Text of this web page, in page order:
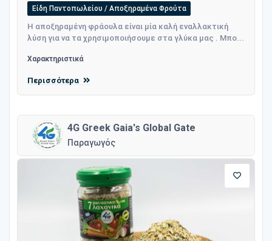
Είδη Παντοπωλείου / Αποξηραμένα Φρούτα
Η αποξηραμένη φράουλα είναι μία καλή εναλλακτική
λύση για να τα χρησιμοποιήσουμε στα γλύκα μας . Μπο...
Χαρακτηριστικά
Περισσότερα
4G Greek Gaia's Global Gate
Παραγωγός